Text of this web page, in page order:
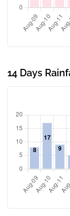
14 Days